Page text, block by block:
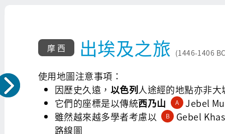
摩 西 出埃及之旅 (1446-1406
使用地圖注意事項：
因歷史久遠， 以色列人途經的地點亦非
它們的座標是以傳統西乃山 A Jebel
雖然越來越多學者考慮以
B
Gebel
路線圖